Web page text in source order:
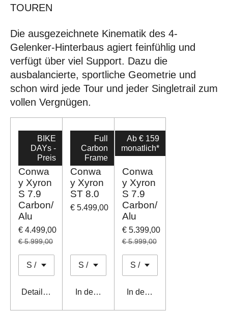
TOUREN
Die ausgezeichnete Kinematik des 4-
Gelenker-Hinterbaus agiert feinfühlig und
verfügt über viel Support. Dazu die
ausbalancierte, sportliche Geometrie und
schon wird jede Tour und jeder Singletrail zum
vollen Vergnügen.
BIKE
DAYs -
Preis
Conwa
y Xyron
S 7.9
Carbon/
Alu
€ 4.499,00
€ 5.999,00
Details anzeigen
Full
Carbon
Frame
Conwa
y Xyron
ST 8.0
€ 5.499,00
In den Warenkorb
Ab € 159
monatlich*
Conwa
y Xyron
S 7.9
Carbon/
Alu
€ 5.399,00
€ 5.999,00
In den Warenkorb